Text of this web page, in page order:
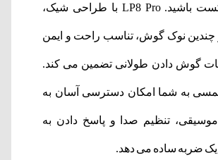
بردن از پادکست باشید. LP8 Pro با طراحی شیک،
چندین نوک گوش، تناسب راحت و ایمن
گوش دادن طولانی تضمین می کند.
به شما امکان دسترسی آسان به
تنظیم صدا و پاسخ دادن به
یک ضربه ساده می دهد.